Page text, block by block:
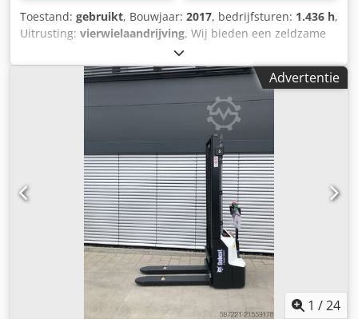
Toestand: gebruikt, Bouwjaar: 2017, bedrijfsturen: 1.436 h,
Uitrusting: vierwielaandrijving, Wij bieden een zeldzame
E85 aan, deze is niet eerder verhuurd en komt uit een
klein bouwbedrijf. De machine is voorzien van
airconditioning. * VERSTELLAUSLEGER met KLEM/GRIJPARM
* Hydraulische graafbak, optioneel leverbaar, op voorraad
tegen een redelijke meerprijs * Afkomstig uit een klein
bouwbedrijf * Duitse uitvoering * Slechts 1350
bedrijfsuren Dedpszr Avvsfx Af Eokr * Rubberen
rupsbanden * Grote inspectie in 2025 bij BOBCAT * 44 kW
dieselmotor, fabrikant Yanmar * Leidingwerk voor extra
aanbouwgereedschap * Snelwisselsysteem * Extra
werklampen * Zeer goed onderhouden staat ----Wij zijn
een erkende werkplaats voor auto's en bouwmachines. Wij
bieden een vrijblijvende machineofferte, financiering,
inruil en lease-aankoop van voertuigen van alle soorten
Advertentie
1 /24